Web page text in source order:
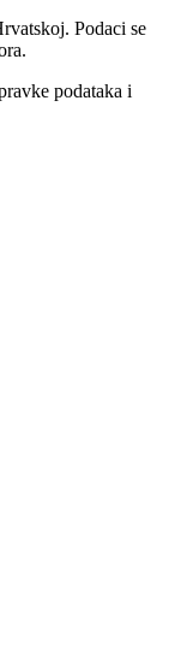
Podaci se
podataka i